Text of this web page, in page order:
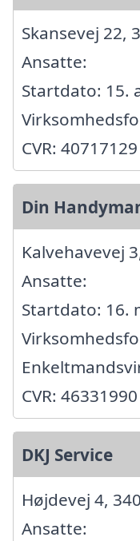
Skansevej 22,
Ansatte:
Startdato: 15.
CVR: 40717129
Din
Kalvehavevej
Ansatte:
Startdato: 16.
CVR: 46331990
DKJ Service
Højdevej 4,
Ansatte: